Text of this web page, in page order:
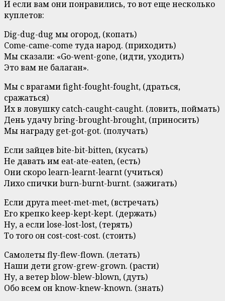
И если вам они понравились, то вот еще несколько
куплетов:
Dig-dug-dug мы огород, (копать)
Come-came-come туда народ. (приходить)
Мы сказали: «Go-went-gone, (идти, уходить)
Это вам не балаган».
Мы с врагами fight-fought-fought, (драться,
сражаться)
Их в ловушку catch-caught-caught. (ловить, поймать)
День удачу bring-brought-brought, (приносить)
Мы награду get-got-got. (получать)
Если зайцев bite-bit-bitten, (кусать)
Не давать им eat-ate-eaten, (есть)
Они скоро learn-learnt-learnt (учиться)
Лихо спички burn-burnt-burnt. (зажигать)
Если друга meet-met-met, (встречать)
Его крепко keep-kept-kept. (держать)
Ну, а если lose-lost-lost, (терять)
То того он cost-cost-cost. (стоить)
Самолеты fly-flew-flown. (летать)
Наши дети grow-grew-grown. (расти)
Ну, а ветер blow-blew-blown, (дуть)
Обо всем он know-knew-known. (знать)